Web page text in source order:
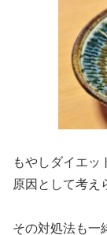
もやしダイエッ
原因として考え
その対処法も一